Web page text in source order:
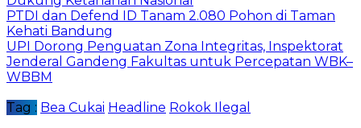
PTDI dan Defend ID Tanam 2.080 Pohon di Taman
Kehati Bandung
UPI Dorong Penguatan Zona Integritas, Inspektorat
Jenderal Gandeng Fakultas untuk Percepatan WBK–
WBBM
Tag : Bea Cukai Headline Rokok Ilegal